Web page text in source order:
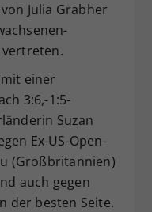
Julia Grabher
einer
3:6,-1:5-
Suzan
Ex-US-Open-
(Großbritannien)
auch gegen
der besten Seite.